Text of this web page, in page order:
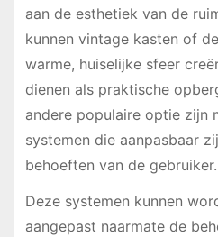
aan de esthetiek van de
kunnen vintage kasten of
warme, huiselijke sfeer
dienen als praktische
andere populaire optie zijn
systemen die aanpasbaar
behoeften van de gebruiker.
Deze systemen kunnen
aangepast naarmate de